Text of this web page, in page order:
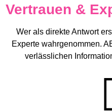
Vertrauen &
Wer als direkte Antwort
Experte wahrgenommen.
verlässlichen